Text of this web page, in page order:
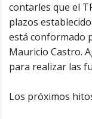
contarles que el
plazos
está conformado
Mauricio Castro.
para realizar las
Los próximos